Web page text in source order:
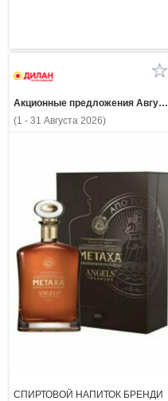
Акционные предложения Августа
(1 - 31 Августа 2026)
СПИРТОВОЙ НАПИТОК БРЕНДИ